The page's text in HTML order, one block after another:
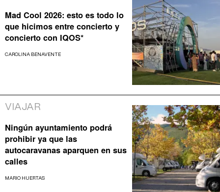
Mad Cool 2026: esto es todo lo
que hicimos entre concierto y
concierto con IQOS*
CAROLINA BENAVENTE
VIAJAR
Ningún ayuntamiento podrá
prohibir ya que las
autocaravanas aparquen en sus
calles
MARIO HUERTAS